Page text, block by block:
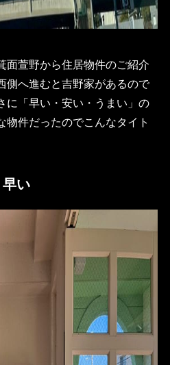
面萱野から住居物件のご紹介
側へ進むと吉野家があるので
に「早い・安い・うまい」の
件だったのでこんなタイト
早い